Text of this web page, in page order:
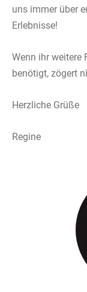
uns immer über
Erlebnisse!
Wenn ihr weitere
benötigt, zögert
Herzliche Grüße
Regine